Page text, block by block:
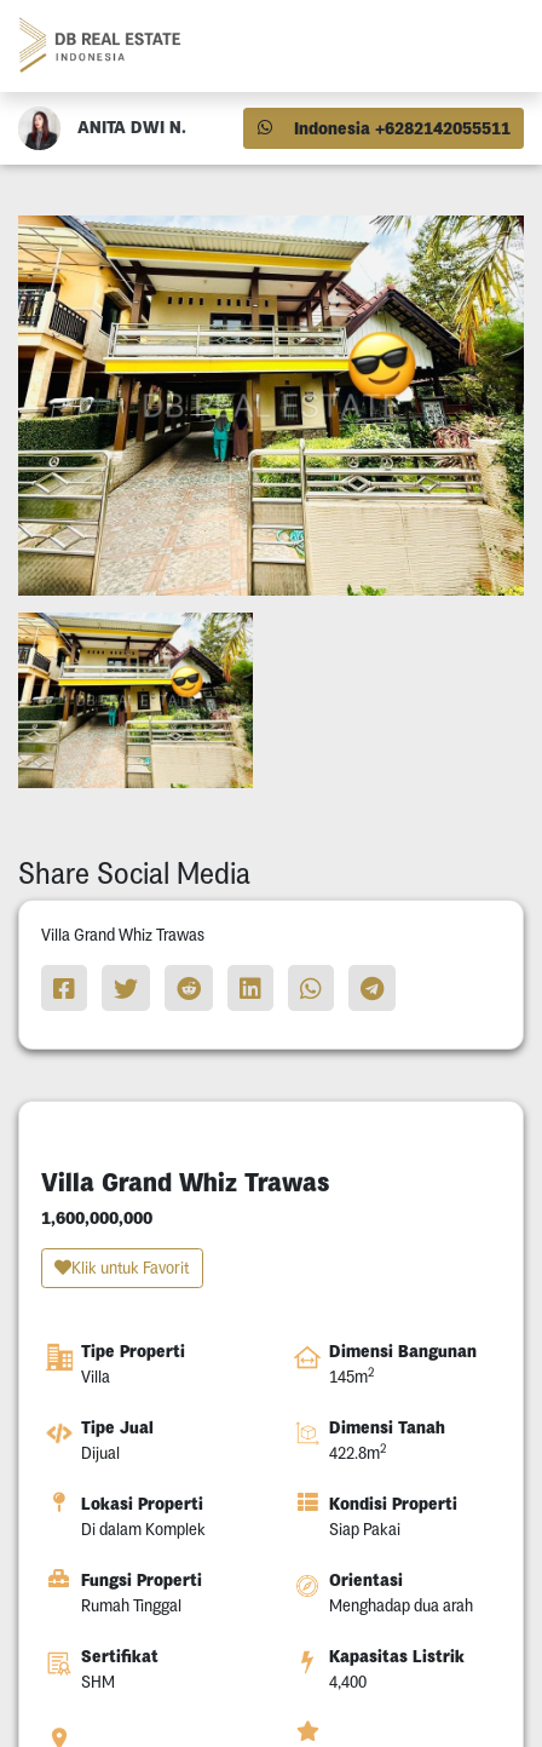
ANITA DWI N. Indonesia +6282142055511
Share Social Media
Villa Grand Whiz Trawas
Villa Grand Whiz Trawas
1,600,000,000
Klik untuk Favorit
Tipe Properti
Villa
Dimensi Bangunan
145m2
Tipe Jual
Dijual
Dimensi Tanah
422.8m2
Lokasi Properti
Di dalam Komplek
Kondisi Properti
Siap Pakai
Fungsi Properti
Rumah Tinggal
Orientasi
Menghadap dua arah
Sertifikat
SHM
Kapasitas Listrik
4,400